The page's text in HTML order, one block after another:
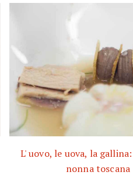
L' uovo, le uova, la
nonna toscana